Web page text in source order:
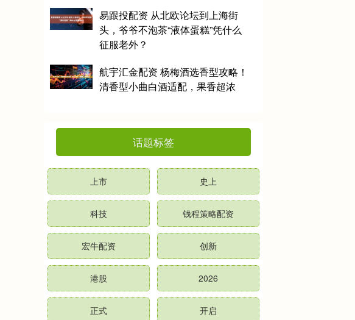
易跟投配资 从北欧论坛到上海街
头，爷爷不泡茶“液体蛋糕”凭什么
征服老外？
航宇汇金配资 杨梅酒选香型攻略！
清香型小曲白酒适配，果香超浓
话题标签
上市 史上
科技 钱程策略配资
宏牛配资 创新
港股 2026
正式 开启